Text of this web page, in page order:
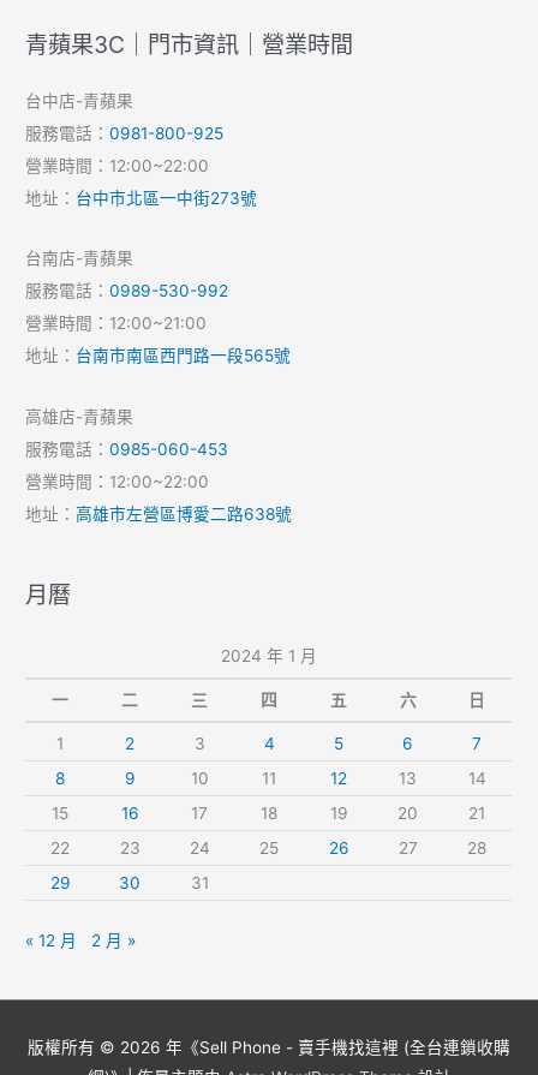
青蘋果3C｜門市資訊｜營業時間
台中店-青蘋果
服務電話：0981-800-925
營業時間：12:00~22:00
地址： 台中市北區一中街273號
台南店-青蘋果
服務電話：0989-530-992
營業時間：12:00~21:00
地址： 台南市南區西門路一段565號
高雄店-青蘋果
服務電話：0985-060-453
營業時間：12:00~22:00
地址：高雄市左營區博愛二路638號
月曆
2024 年 1 月
一 二 三 四 五 六 日
1 2 3 4 5 6
7
8
9 10 11 12 13
14
15
16 17 18 19 20
21
22
23 24 25 26 27
28
29
30 31
« 12 月 2 月 »
版權所有 © 2026 年《Sell Phone - 賣手機找這裡 (全台連鎖收購